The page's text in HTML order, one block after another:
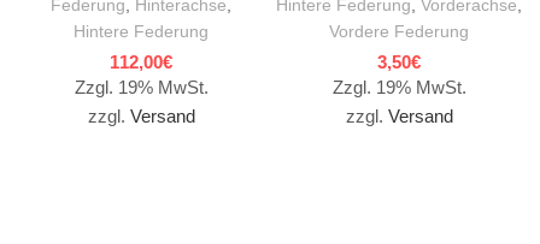
Federung
Hinterachse
Hintere Federung
112,00€
Zzgl. 19% MwSt.
zzgl. Versand
Hintere Federung Vorderachse
Vordere Federung
3,50€
Zzgl. 19% MwSt.
zzgl. Versand